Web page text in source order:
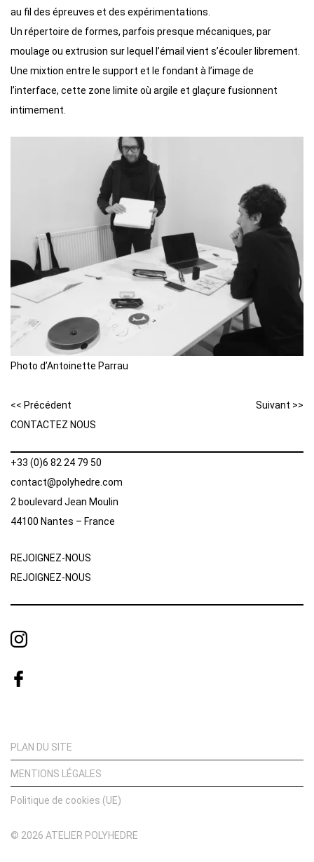
au fil des épreuves et des expérimentations.
Un répertoire de formes, parfois presque mécaniques, par
moulage ou extrusion sur lequel l’émail vient s’écouler librement.
Une mixtion entre le support et le fondant à l’image de
l’interface, cette zone limite où argile et glaçure fusionnent
intimement.
Photo d’Antoinette Parrau
<< Précédent
Suivant >>
CONTACTEZ NOUS
+33 (0)6 82 24 79 50
contact@polyhedre.com
2 boulevard Jean Moulin
44100 Nantes – France
REJOIGNEZ-NOUS
REJOIGNEZ-NOUS
PLAN DU SITE
MENTIONS LÉGALES
Politique de cookies (UE)
© 2026 ATELIER POLYHEDRE